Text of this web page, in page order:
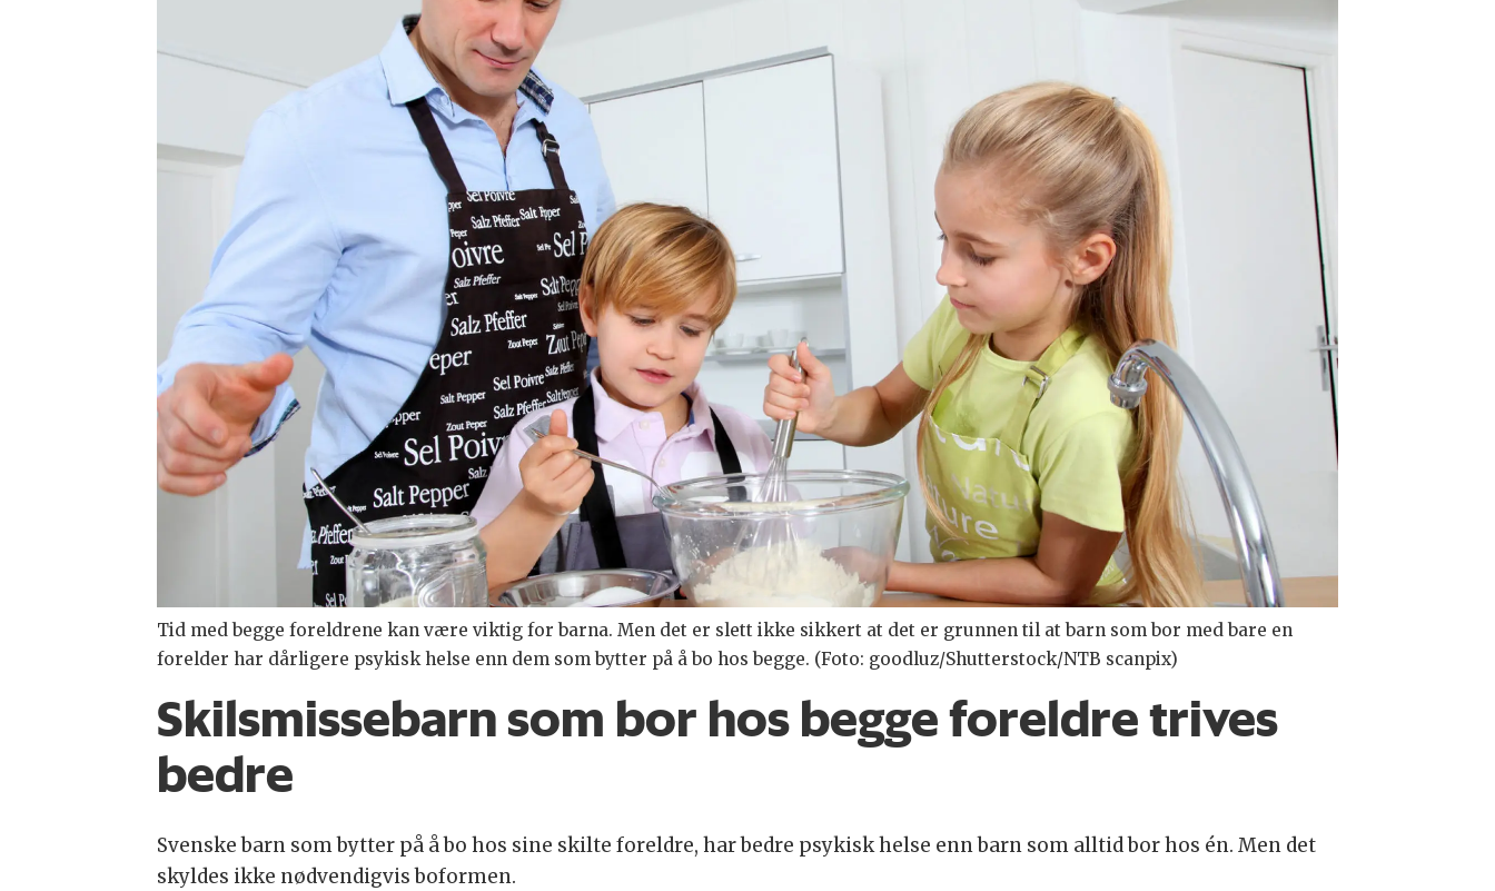
Tid med begge foreldrene kan være viktig for barna. Men det er slett ikke sikkert at det er grunnen til at barn som bor med bare en
forelder har dårligere psykisk helse enn dem som bytter på å bo hos begge. (Foto: goodluz/Shutterstock/NTB scanpix)
Skilsmissebarn som bor hos begge foreldre trives
bedre
Svenske barn som bytter på å bo hos sine skilte foreldre, har bedre psykisk helse enn barn som alltid bor hos én. Men det
skyldes ikke nødvendigvis boformen.